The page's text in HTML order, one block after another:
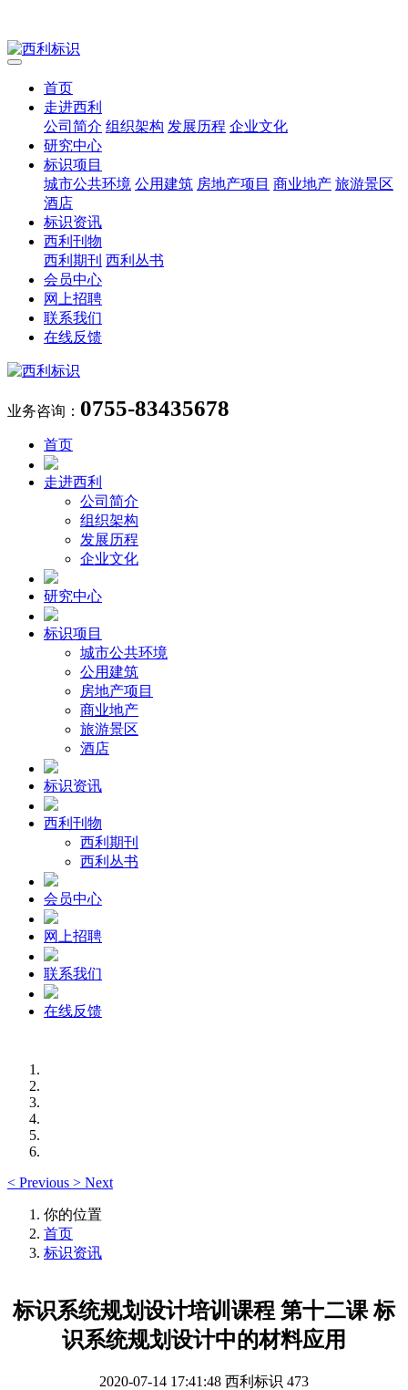
首页
走进西利
公司简介 组织架构 发展历程 企业文化
研究中心
标识项目
城市公共环境 公用建筑 房地产项目 商业地产 旅游景区
酒店
标识资讯
西利刊物
西利期刊 西利丛书
会员中心
网上招聘
联系我们
在线反馈
业务咨询： 0755-83435678
首页
走进西利
公司简介
组织架构
发展历程
企业文化
研究中心
标识项目
城市公共环境
公用建筑
房地产项目
商业地产
旅游景区
酒店
标识资讯
西利刊物
西利期刊
西利丛书
会员中心
网上招聘
联系我们
在线反馈
< Previous > Next
你的位置
首页
标识资讯
标识系统规划设计培训课程 第十二课 标
识系统规划设计中的材料应用
2020-07-14 17:41:48 西利标识 473